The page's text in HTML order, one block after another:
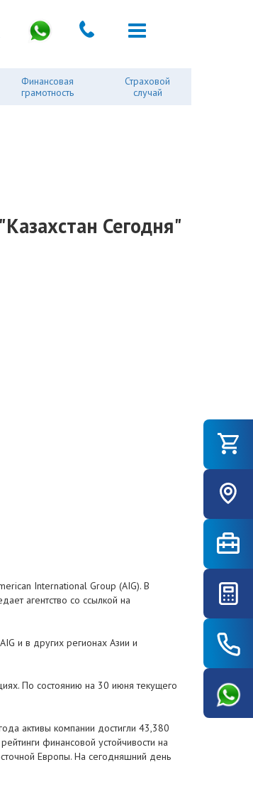
Финансовая
грамотность
Страховой
случай
Сегодня"
International Group (AIG). В
агентство со ссылкой на
и в других регионах Азии и
По состоянию на 30 июня текущего
активы компании достигли 43,380
финансовой устойчивости на
Европы. На сегодняшний день